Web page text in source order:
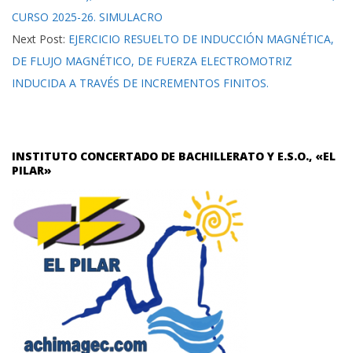
CURSO 2025-26. SIMULACRO
Next Post: EJERCICIO RESUELTO DE INDUCCIÓN MAGNÉTICA,
DE FLUJO MAGNÉTICO, DE FUERZA ELECTROMOTRIZ
INDUCIDA A TRAVÉS DE INCREMENTOS FINITOS.
INSTITUTO CONCERTADO DE BACHILLERATO Y E.S.O., «EL
PILAR»